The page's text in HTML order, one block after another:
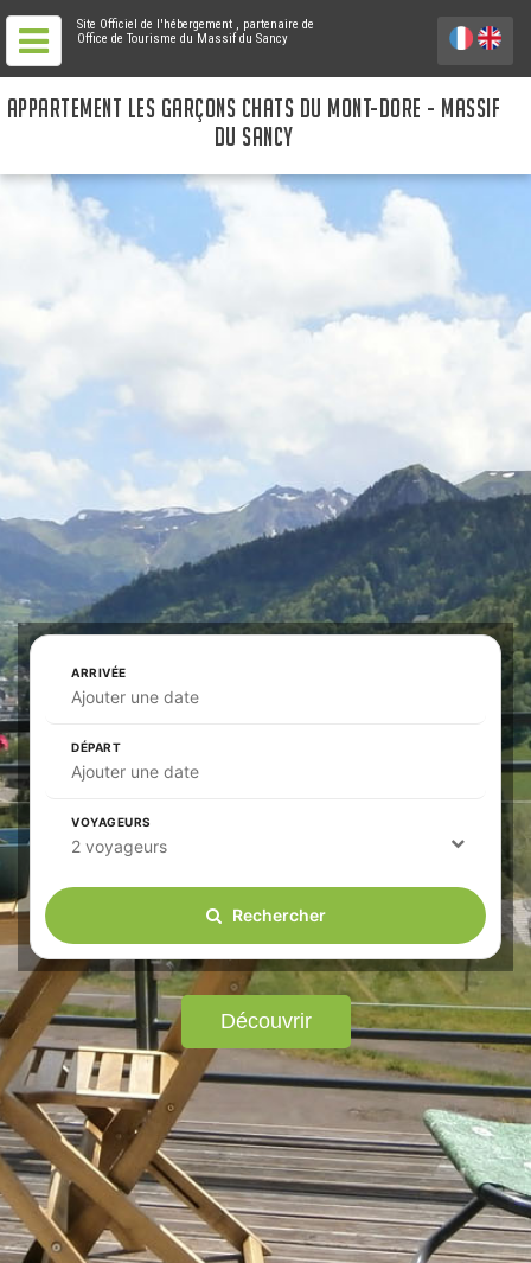
Site Officiel de l'hébergement , partenaire de
Office de Tourisme du Massif du Sancy
APPARTEMENT LES GARÇONS CHATS DU MONT-DORE - MASSIF
DU SANCY
ARRIVÉE
Ajouter une date
DÉPART
Ajouter une date
VOYAGEURS
2 voyageurs
Rechercher
Découvrir